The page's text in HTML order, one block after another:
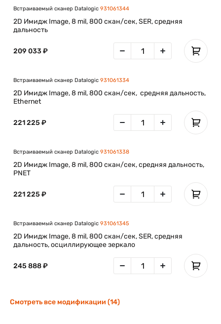
Встраиваемый сканер Datalogic 931061344
2D Имидж Image, 8 mil, 800 скан/сек, SER, средняя
дальность
209 033 ₽
Встраиваемый сканер Datalogic 931061334
2D Имидж Image, 8 mil, 800 скан/сек, средняя дальность,
Ethernet
221 225 ₽
Встраиваемый сканер Datalogic 931061338
2D Имидж Image, 8 mil, 800 скан/сек, средняя дальность,
PNET
221 225 ₽
Встраиваемый сканер Datalogic 931061345
2D Имидж Image, 8 mil, 800 скан/сек, SER, средняя
дальность, осциллирующее зеркало
245 888 ₽
Смотреть все модификации (14)